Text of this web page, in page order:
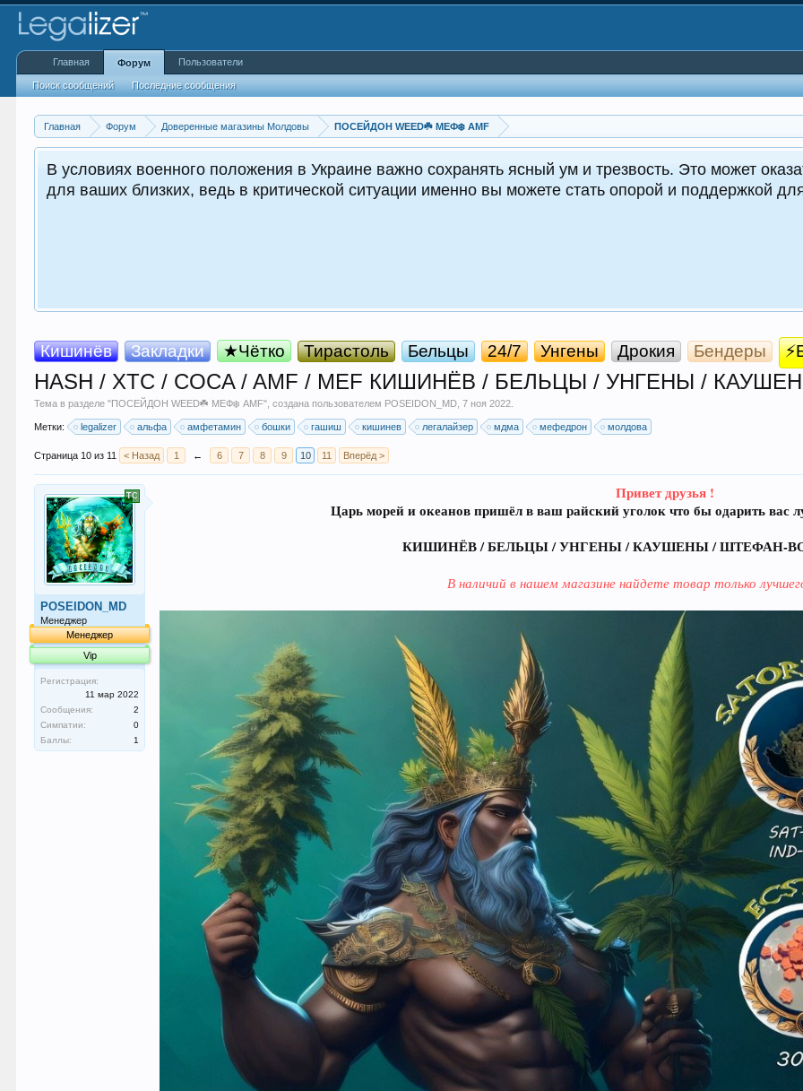
Главная Форум Доверенные магазины Молдовы ПОСЕЙДОН WEED☘️ MEФ❄️ AMF
В условиях военного положения в Украине важно сохранять ясный ум и трезвость. Это может
для ваших близких, ведь в критической ситуации именно вы можете стать опорой и поддержкой
Кишинёв Закладки ★Чётко Тирастоль Бельцы 24/7 Унгены Дрокия Бендеры
HASH / XTC / COCA / AMF / MEF КИШИНЁВ / БЕЛЬЦЫ / УНГЕНЫ /
Тема в разделе "ПОСЕЙДОН WEED☘️ MEФ❄️ AMF", создана пользователем POSEIDON_MD ,7 ноя 2022
Метки: legalizer альфа амфетамин бошки гашиш кишинев легалайзер мдма мефедрон молдова
Страница 10 из 11 < Назад 1 ← 6 7 8 9 10 11 Вперёд >
POSEIDON_MD
Менеджер
Менеджер
Vip
Регистрация:
11 мар 2022
Сообщения:
2
Симпатии:
0
Баллы:
1
Привет друзья !
Царь морей и океанов пришёл в ваш райский уголок что бы одарить вас
КИШИНЁВ / БЕЛЬЦЫ / УНГЕНЫ / КАУШЕНЫ / ШТЕФАН-
В наличий в нашем магазине найдете товар только
Главная Форум
Поиск сообщений Последние сообщения
Пользователи